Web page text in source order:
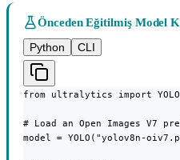
Önceden Eğitilmiş Model
Python
CLI
from ultralytics import YOLO
# Load an Open Images V7
model = YOLO("yolov8n-